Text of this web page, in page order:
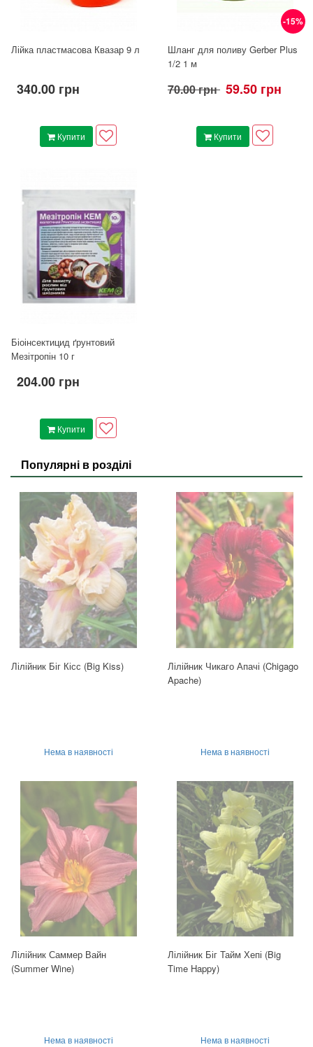
Лійка пластмасова Квазар 9 л
340.00 грн
Купити
-15%
Шланг для поливу Gerber Plus
1/2 1 м
70.00 грн 59.50 грн
Купити
Біоінсектицид ґрунтовий
Мезітропін 10 г
204.00 грн
Купити
Популярні в розділі
Лілійник Біг Кісс (Big Kiss)
Нема в наявності
Лілійник Чикаго Апачі (Chigago
Apache)
Нема в наявності
Лілійник Саммер Вайн
(Summer Wine)
Нема в наявності
Лілійник Біг Тайм Хепі (Big
Time Happy)
Нема в наявності